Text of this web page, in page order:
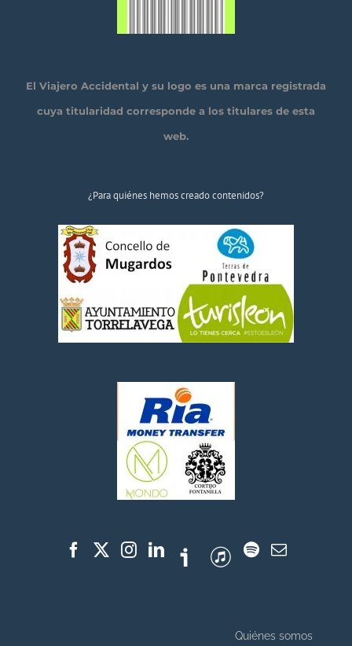
El Viajero Accidental y su logo es una marca registrada
cuya titularidad corresponde a los titulares de esta
web.
¿Para quiénes hemos creado contenidos?
Quiénes somos